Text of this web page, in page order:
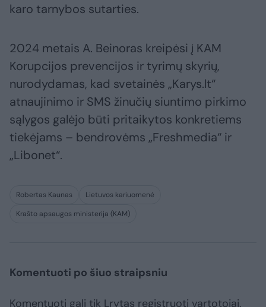
karo tarnybos sutarties.
2024 metais A. Beinoras kreipėsi į KAM
Korupcijos prevencijos ir tyrimų skyrių,
nurodydamas, kad svetainės „Karys.lt“
atnaujinimo ir SMS žinučių siuntimo pirkimo
sąlygos galėjo būti pritaikytos konkretiems
tiekėjams – bendrovėms „Freshmedia“ ir
„Libonet“.
Robertas Kaunas
Lietuvos kariuomenė
Krašto apsaugos ministerija (KAM)
Komentuoti po šiuo straipsniu
Komentuoti gali tik Lrytas registruoti vartotojai.